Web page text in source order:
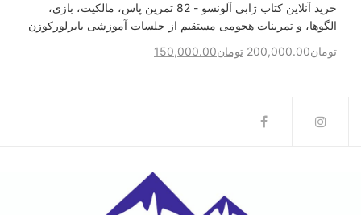
خرید آنلاین کتاب ژابی آلونسو - 82 تمرین پاس، مالکیت، بازی،
الگوها، و تمرینات هجومی مستقیم از جلسات آموزشی بایرلورکوزن
تومان200,000.00 تومان150,000.00